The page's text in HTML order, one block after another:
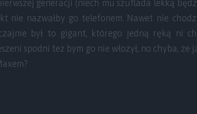
generacji (niech mu szuflada lekką
nie nazwałby go telefonem. Nawet nie
był to gigant, którego jedną ręką ni
spodni też bym go nie włożył, no chyba, że